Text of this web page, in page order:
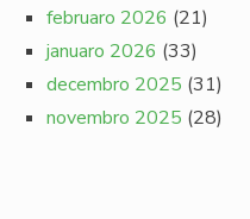
februaro 2026 (21)
januaro 2026 (33)
decembro 2025 (31)
novembro 2025 (28)